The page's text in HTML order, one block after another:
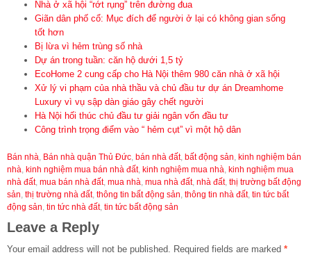
Nhà ở xã hội “rớt rụng” trên đường đua
Giãn dân phố cổ: Mục đích để người ở lại có không gian sống
tốt hơn
Bị lừa vì hẻm trùng số nhà
Dự án trong tuần: căn hộ dưới 1,5 tỷ
EcoHome 2 cung cấp cho Hà Nội thêm 980 căn nhà ở xã hội
Xử lý vi phạm của nhà thầu và chủ đầu tư dự án Dreamhome
Luxury vì vụ sập dàn giáo gây chết người
Hà Nội hối thúc chủ đầu tư giải ngân vốn đầu tư
Công trình trọng điểm vào “ hẻm cụt” vì một hộ dân
Bán nhà, Bán nhà quận Thủ Đức, bán nhà đất, bất động sản, kinh nghiệm bán
nhà, kinh nghiệm mua bán nhà đất, kinh nghiệm mua nhà, kinh nghiệm mua
nhà đất, mua bán nhà đất, mua nhà, mua nhà đất, nhà đất, thị trường bất động
sản, thị trường nhà đất, thông tin bất động sản, thông tin nhà đất, tin tức bất
động sản, tin tức nhà đất, tin tức bất động sản
Leave a Reply
Your email address will not be published. Required fields are marked *